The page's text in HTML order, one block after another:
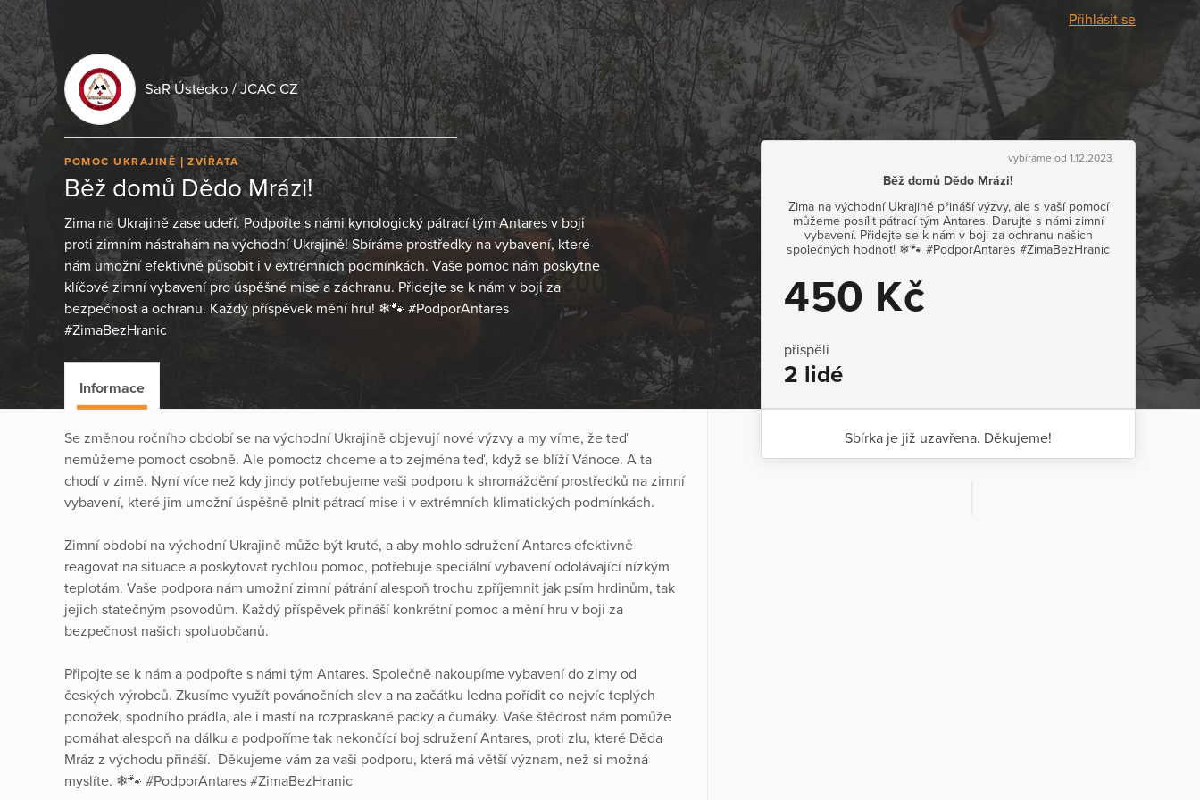
Přihlásit se
SaR Ústecko / JCAC CZ
POMOC UKRAJINĚ ZVÍŘATA
Běž domů Dědo Mrázi!
Zima na Ukrajině zase udeří. Podpořte s námi kynologický pátrací tým Antares v boji
proti zimním nástrahám na východní Ukrajině! Sbíráme prostředky na vybavení, které
nám umožní efektivně působit i v extrémních podmínkách. Vaše pomoc nám poskytne
klíčové zimní vybavení pro úspěšné mise a záchranu. Přidejte se k nám v boji za
bezpečnost a ochranu. Každý příspěvek mění hru! ❄🐾 #PodporAntares
#ZimaBezHranic
vybíráme od 1.12.2023
Běž domů Dědo Mrázi!
Zima na východní Ukrajině přináší výzvy, ale s vaší pomocí
můžeme posílit pátrací tým Antares. Darujte s námi zimní
vybavení. Přidejte se k nám v boji za ochranu našich
společných hodnot! ❄🐾 #PodporAntares #ZimaBezHranic
450 Kč
přispěli
2 lidé
Sbírka je již uzavřena. Děkujeme!
Informace
Se změnou ročního období se na východní Ukrajině objevují nové výzvy a my víme, že teď
nemůžeme pomoct osobně. Ale pomoctz chceme a to zejména teď, když se blíží Vánoce. A ta
chodí v zimě. Nyní více než kdy jindy potřebujeme vaši podporu k shromáždění prostředků na zimní
vybavení, které jim umožní úspěšně plnit pátrací mise i v extrémních klimatických podmínkách.
Zimní období na východní Ukrajině může být kruté, a aby mohlo sdružení Antares efektivně
reagovat na situace a poskytovat rychlou pomoc, potřebuje speciální vybavení odolávající nízkým
teplotám. Vaše podpora nám umožní zimní pátrání alespoň trochu zpříjemnit jak psím hrdinům, tak
jejich statečným psovodům. Každý příspěvek přináší konkrétní pomoc a mění hru v boji za
bezpečnost našich spoluobčanů.
Připojte se k nám a podpořte s námi tým Antares. Společně nakoupíme vybavení do zimy od
českých výrobců. Zkusíme využít povánočních slev a na začátku ledna pořídit co nejvíc teplých
ponožek, spodního prádla, ale i mastí na rozpraskané packy a čumáky. Vaše štědrost nám pomůže
pomáhat alespoň na dálku a podpoříme tak nekončící boj sdružení Antares, proti zlu, které Děda
Mráz z východu přináší. Děkujeme vám za vaši podporu, která má větší význam, než si možná
myslíte. ❄🐾 #PodporAntares #ZimaBezHranic